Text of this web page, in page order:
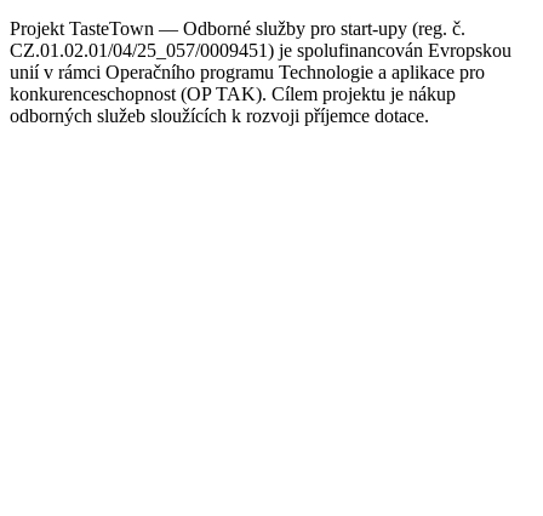
Projekt TasteTown — Odborné služby pro start-upy (reg. č.
CZ.01.02.01/04/25_057/0009451) je spolufinancován Evropskou
unií v rámci Operačního programu Technologie a aplikace pro
konkurenceschopnost (OP TAK). Cílem projektu je nákup
odborných služeb sloužících k rozvoji příjemce dotace.